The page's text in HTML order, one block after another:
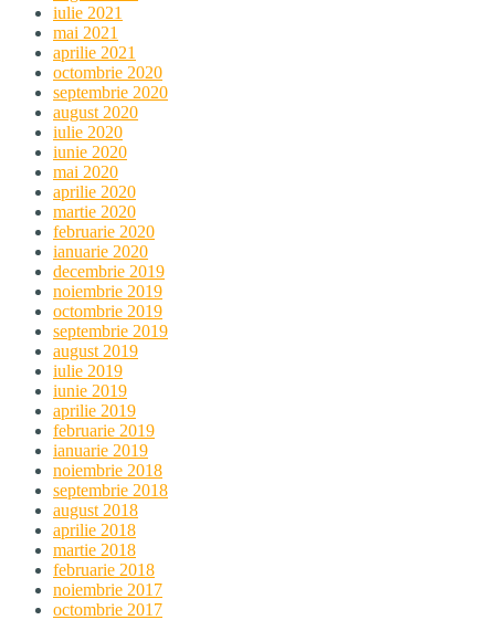
iulie 2021
mai 2021
aprilie 2021
octombrie 2020
septembrie 2020
august 2020
iulie 2020
iunie 2020
mai 2020
aprilie 2020
martie 2020
februarie 2020
ianuarie 2020
decembrie 2019
noiembrie 2019
octombrie 2019
septembrie 2019
august 2019
iulie 2019
iunie 2019
aprilie 2019
februarie 2019
ianuarie 2019
noiembrie 2018
septembrie 2018
august 2018
aprilie 2018
martie 2018
februarie 2018
noiembrie 2017
octombrie 2017